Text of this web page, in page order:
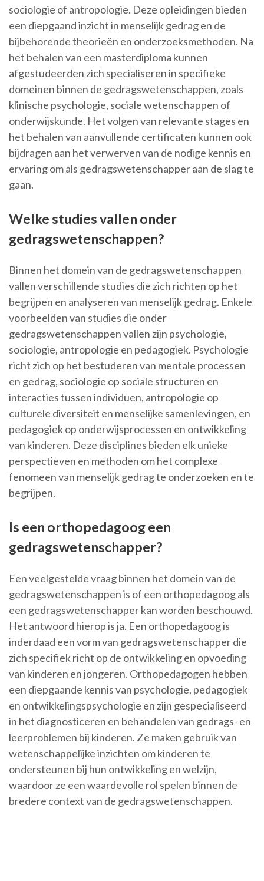
sociologie of antropologie. Deze opleidingen bieden
een diepgaand inzicht in menselijk gedrag en de
bijbehorende theorieën en onderzoeksmethoden. Na
het behalen van een masterdiploma kunnen
afgestudeerden zich specialiseren in specifieke
domeinen binnen de gedragswetenschappen, zoals
klinische psychologie, sociale wetenschappen of
onderwijskunde. Het volgen van relevante stages en
het behalen van aanvullende certificaten kunnen ook
bijdragen aan het verwerven van de nodige kennis en
ervaring om als gedragswetenschapper aan de slag te
gaan.
Welke studies vallen onder
gedragswetenschappen?
Binnen het domein van de gedragswetenschappen
vallen verschillende studies die zich richten op het
begrijpen en analyseren van menselijk gedrag. Enkele
voorbeelden van studies die onder
gedragswetenschappen vallen zijn psychologie,
sociologie, antropologie en pedagogiek. Psychologie
richt zich op het bestuderen van mentale processen
en gedrag, sociologie op sociale structuren en
interacties tussen individuen, antropologie op
culturele diversiteit en menselijke samenlevingen, en
pedagogiek op onderwijsprocessen en ontwikkeling
van kinderen. Deze disciplines bieden elk unieke
perspectieven en methoden om het complexe
fenomeen van menselijk gedrag te onderzoeken en te
begrijpen.
Is een orthopedagoog een
gedragswetenschapper?
Een veelgestelde vraag binnen het domein van de
gedragswetenschappen is of een orthopedagoog als
een gedragswetenschapper kan worden beschouwd.
Het antwoord hierop is ja. Een orthopedagoog is
inderdaad een vorm van gedragswetenschapper die
zich specifiek richt op de ontwikkeling en opvoeding
van kinderen en jongeren. Orthopedagogen hebben
een diepgaande kennis van psychologie, pedagogiek
en ontwikkelingspsychologie en zijn gespecialiseerd
in het diagnosticeren en behandelen van gedrags- en
leerproblemen bij kinderen. Ze maken gebruik van
wetenschappelijke inzichten om kinderen te
ondersteunen bij hun ontwikkeling en welzijn,
waardoor ze een waardevolle rol spelen binnen de
bredere context van de gedragswetenschappen.